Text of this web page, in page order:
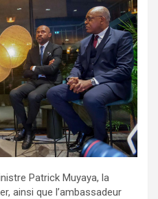
Patrick Muyaya, la
ainsi que l’ambassadeur